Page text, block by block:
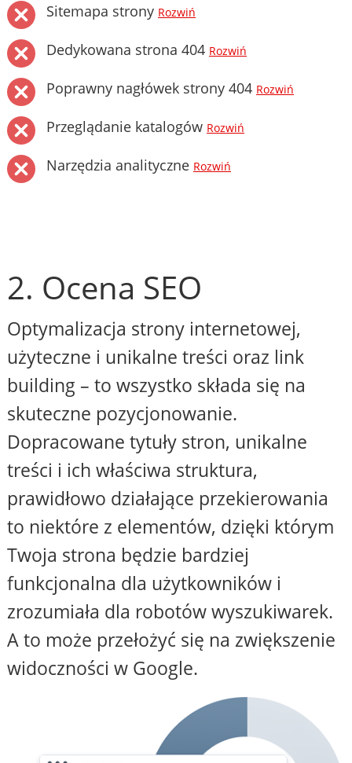
Sitemapa strony Rozwiń
Dedykowana strona 404 Rozwiń
Poprawny nagłówek strony 404 Rozwiń
Przeglądanie katalogów Rozwiń
Narzędzia analityczne Rozwiń
2. Ocena SEO
Optymalizacja strony internetowej,
użyteczne i unikalne treści oraz link
building – to wszystko składa się na
skuteczne pozycjonowanie.
Dopracowane tytuły stron, unikalne
treści i ich właściwa struktura,
prawidłowo działające przekierowania
to niektóre z elementów, dzięki którym
Twoja strona będzie bardziej
funkcjonalna dla użytkowników i
zrozumiała dla robotów wyszukiwarek.
A to może przełożyć się na zwiększenie
widoczności w Google.